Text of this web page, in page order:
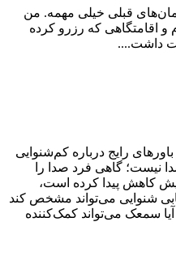
قبلی خیلی مهمه. من
اقامتگاهی که رزرو کرده
داشت....
رایج درباره کم‌شنوایی
نیست؛ گاهی فرد صدا را
کاهش پیدا کرده است،
شنوایی می‌تواند مشخص کند
سمعک می‌تواند کمک‌کننده